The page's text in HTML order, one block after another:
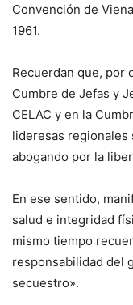
Convención de
1961.
Recuerdan que, por
Cumbre de Jefas y
CELAC y en la
lideresas regionales
abogando por la
En ese sentido,
salud e integridad
mismo tiempo
responsabilidad del
secuestro».